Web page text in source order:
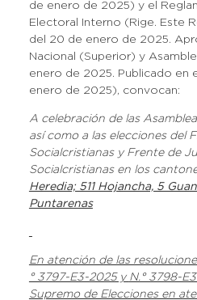
de enero de 2025) y el
Electoral Interno (Rige. Este
del 20 de enero de 2025.
Nacional (Superior) y
enero de 2025. Publicado en
enero de 2025), convocan:
A celebración de las
así como a las elecciones del
Socialcristianas y Frente de
Socialcristianas en los
Heredia; 511 Hojancha, 5
Puntarenas
En atención de las
° 3797-E3-2025 y N.° 3798-
Supremo de Elecciones en